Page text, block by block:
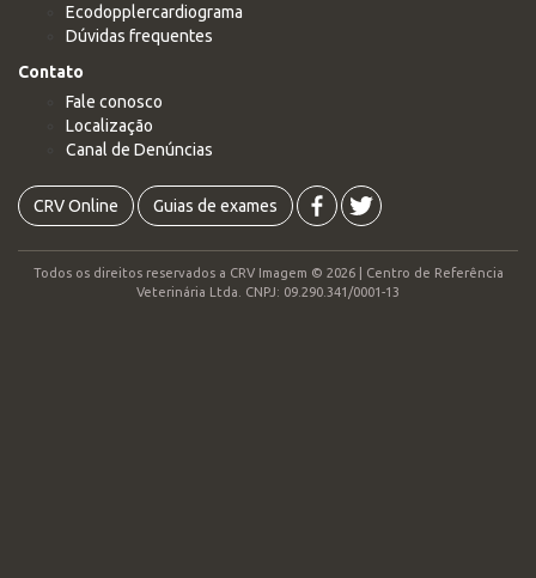
Ecodopplercardiograma
Dúvidas frequentes
Contato
Fale conosco
Localização
Canal de Denúncias
CRV Online Guias de exames
Todos os direitos reservados a CRV Imagem © 2026 | Centro de Referência
Veterinária Ltda. CNPJ: 09.290.341/0001-13